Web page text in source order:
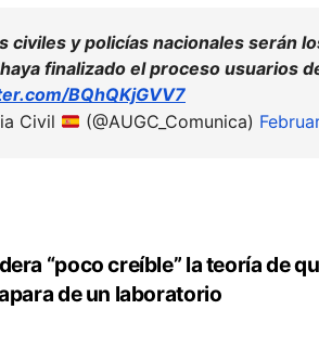
civiles y policías nacionales serán
finalizado el proceso usuarios
BQhQKjGVV7
Civil
(@AUGC_Comunica)
“poco creíble” la teoría de
de un laboratorio